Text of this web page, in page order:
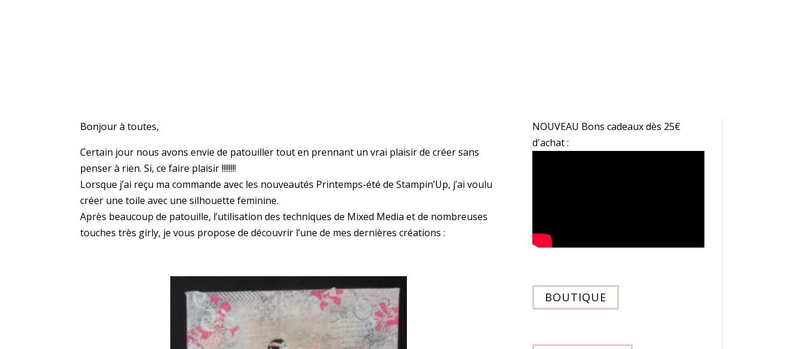
Bonjour à toutes,
Certain jour nous avons envie de patouiller tout en prennant un vrai plaisir de créer sans
penser à rien. Si, ce faire plaisir !!!!!!!!
Lorsque j’ai reçu ma commande avec les nouveautés Printemps-été de Stampin’Up, j’ai voulu
créer une toile avec une silhouette feminine.
Après beaucoup de patouille, l’utilisation des techniques de Mixed Media et de nombreuses
touches très girly, je vous propose de découvrir l’une de mes dernières créations :
NOUVEAU Bons cadeaux dès 25€
d'achat :
BOUTIQUE